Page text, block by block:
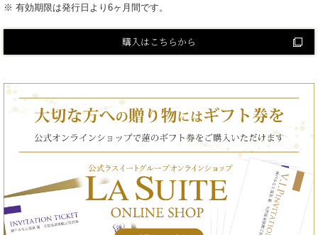
※ 有効期限は発行日より6ヶ月間です。
購入はこちらから